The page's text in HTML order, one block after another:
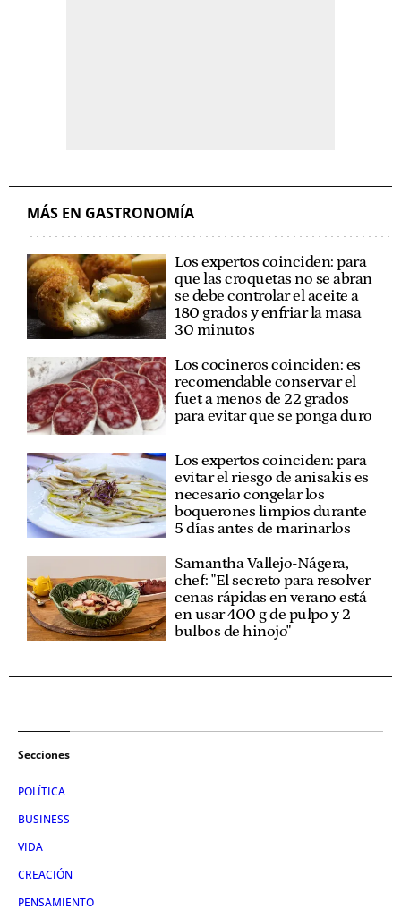
MÁS EN GASTRONOMÍA
Los expertos coinciden: para
que las croquetas no se abran
se debe controlar el aceite a
180 grados y enfriar la masa
30 minutos
Los cocineros coinciden: es
recomendable conservar el
fuet a menos de 22 grados
para evitar que se ponga duro
Los expertos coinciden: para
evitar el riesgo de anisakis es
necesario congelar los
boquerones limpios durante
5 días antes de marinarlos
Samantha Vallejo-Nágera,
chef: "El secreto para resolver
cenas rápidas en verano está
en usar 400 g de pulpo y 2
bulbos de hinojo"
Secciones
POLÍTICA
BUSINESS
VIDA
CREACIÓN
PENSAMIENTO